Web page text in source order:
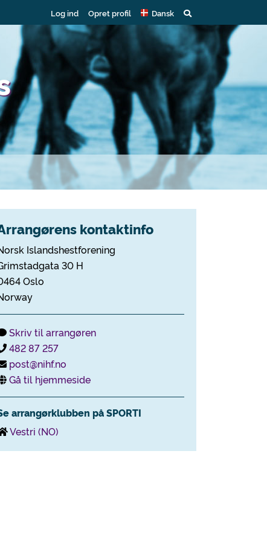
Log ind Opret profil Dansk
kontaktinfo
Islandshestforening
30 H
Oslo
Skriv til arrangøren
482 87 257
post@nihf.no
Gå til hjemmeside
arrangørklubben på SPORTI
Vestri (NO)